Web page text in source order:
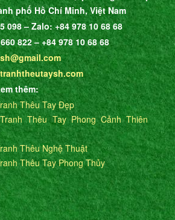
phố Hồ Chí Minh, Việt Nam
098 – Zalo: +84 978 10 68 68
822 – +84 978 10 68 68
thêm:
Thêu Tay Đẹp
Thêu Tay Phong Cảnh Thiên
Thêu Nghệ Thuật
Thêu Tay Phong Thủy